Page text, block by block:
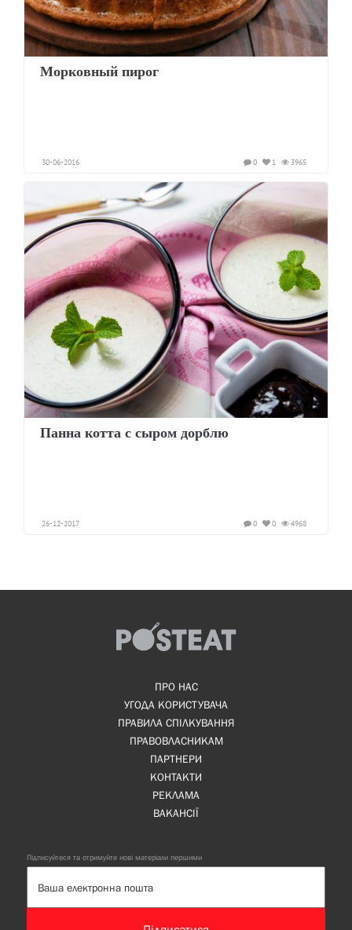
Морковный пирог
30-06-2016 3965
1
0
Панна котта с сыром дорблю
26-12-2017 4968
0
0
ПРО НАС
УГОДА КОРИСТУВАЧА
ПРАВИЛА СПІЛКУВАННЯ
ПРАВОВЛАСНИКАМ
ПАРТНЕРИ
КОНТАКТИ
РЕКЛАМА
ВАКАНСІЇ
Підписуйтеся та отримуйте нові матеріали першими